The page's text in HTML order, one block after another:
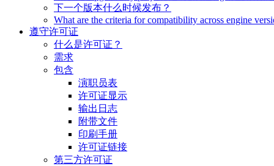
下一个版本什么时候发布？
What are the criteria for compatibility across engine
遵守许可证
什么是许可证？
需求
包含
演职员表
许可证显示
输出日志
附带文件
印刷手册
许可证链接
第三方许可证